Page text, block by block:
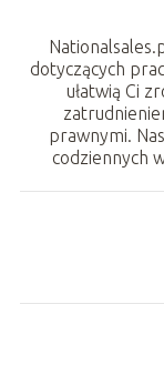
dotyczących
ułatwią Ci
prawnymi.
codziennych